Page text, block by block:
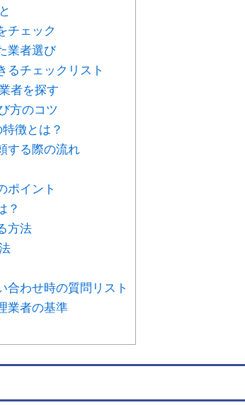
チェック
業者選び
るチェックリスト
者を探す
方のコツ
徴とは？
する際の流れ
ポイント
？
方法
合わせ時の質問リスト
業者の基準